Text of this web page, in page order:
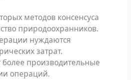
методов консенсуса
природоохранников.
нуждаются
затрат.
производительные
операций.